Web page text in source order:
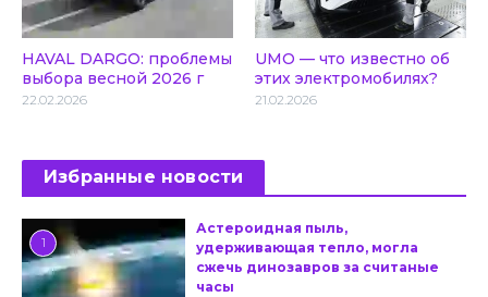
HAVAL DARGO: проблемы
выбора весной 2026 г
22.02.2026
UMO — что известно об
этих электромобилях?
21.02.2026
Избранные новости
1
Астероидная пыль,
удерживающая тепло, могла
сжечь динозавров за считаные
часы